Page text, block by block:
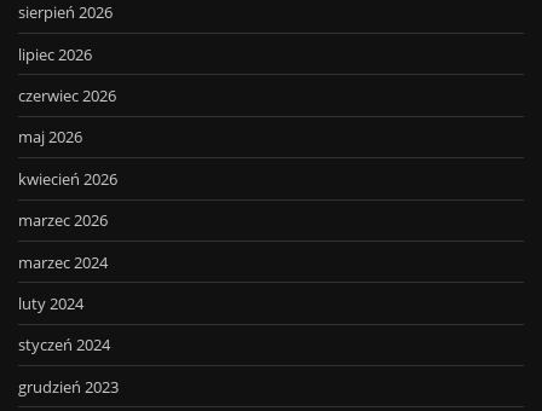
sierpień 2026
lipiec 2026
czerwiec 2026
maj 2026
kwiecień 2026
marzec 2026
marzec 2024
luty 2024
styczeń 2024
grudzień 2023